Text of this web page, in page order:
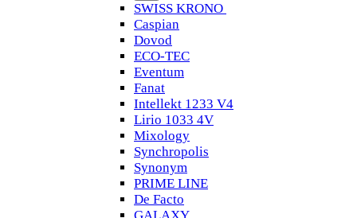
SWISS KRONO
Caspian
Dovod
ECO-TEC
Eventum
Fanat
Intellekt 1233 V4
Lirio 1033 4V
Mixology
Synchropolis
Synonym
PRIME LINE
De Facto